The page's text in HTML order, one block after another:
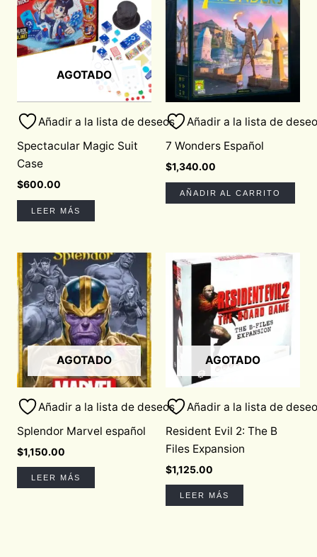
AGOTADO
Añadir a la lista de deseos
Spectacular Magic Suit
Case
$600.00
LEER MÁS
Añadir a la lista de
7 Wonders Español
$1,340.00
AÑADIR AL CARRITO
AGOTADO
Añadir a la lista de deseos
Splendor Marvel español
$1,150.00
LEER MÁS
AGOTADO
Añadir a la lista de
Resident Evil 2: The B
Files Expansion
$1,125.00
LEER MÁS